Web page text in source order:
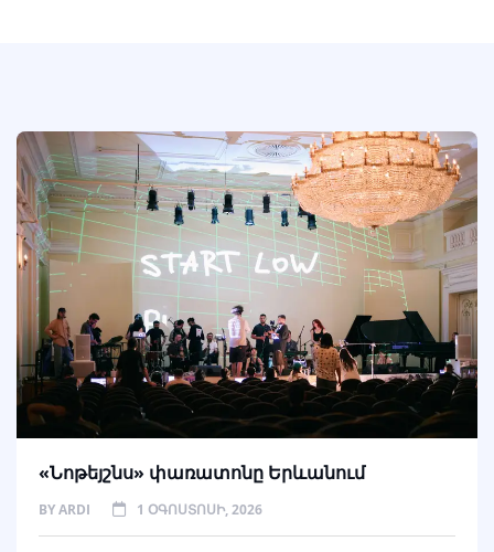
«Նոթեյշնս» փառատոնը Երևանում
BYARDI 1 ՕԳՈՍՏՈՍԻ, 2026